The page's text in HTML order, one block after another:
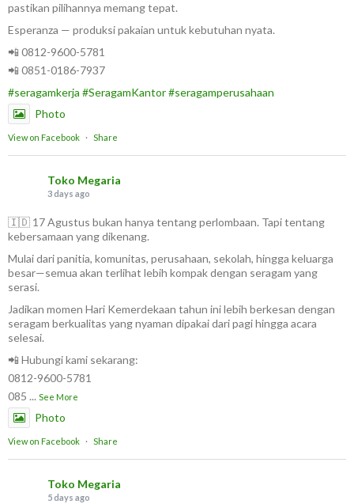
pastikan pilihannya memang tepat.
Esperanza — produksi pakaian untuk kebutuhan nyata.
📲 0812-9600-5781
📲 0851-0186-7937
#seragamkerja #SeragamKantor#seragamperusahaan
Photo
View on Facebook · Share
Toko Megaria
3 days ago
🇮🇩 17 Agustus bukan hanya tentang perlombaan. Tapi tentang
kebersamaan yang dikenang.
Mulai dari panitia, komunitas, perusahaan, sekolah, hingga keluarga
besar—semua akan terlihat lebih kompak dengan seragam yang
serasi.
Jadikan momen Hari Kemerdekaan tahun ini lebih berkesan dengan
seragam berkualitas yang nyaman dipakai dari pagi hingga acara
selesai.
📲 Hubungi kami sekarang:
0812-9600-5781
085 ... See More
Photo
View on Facebook · Share
Toko Megaria
5 days ago